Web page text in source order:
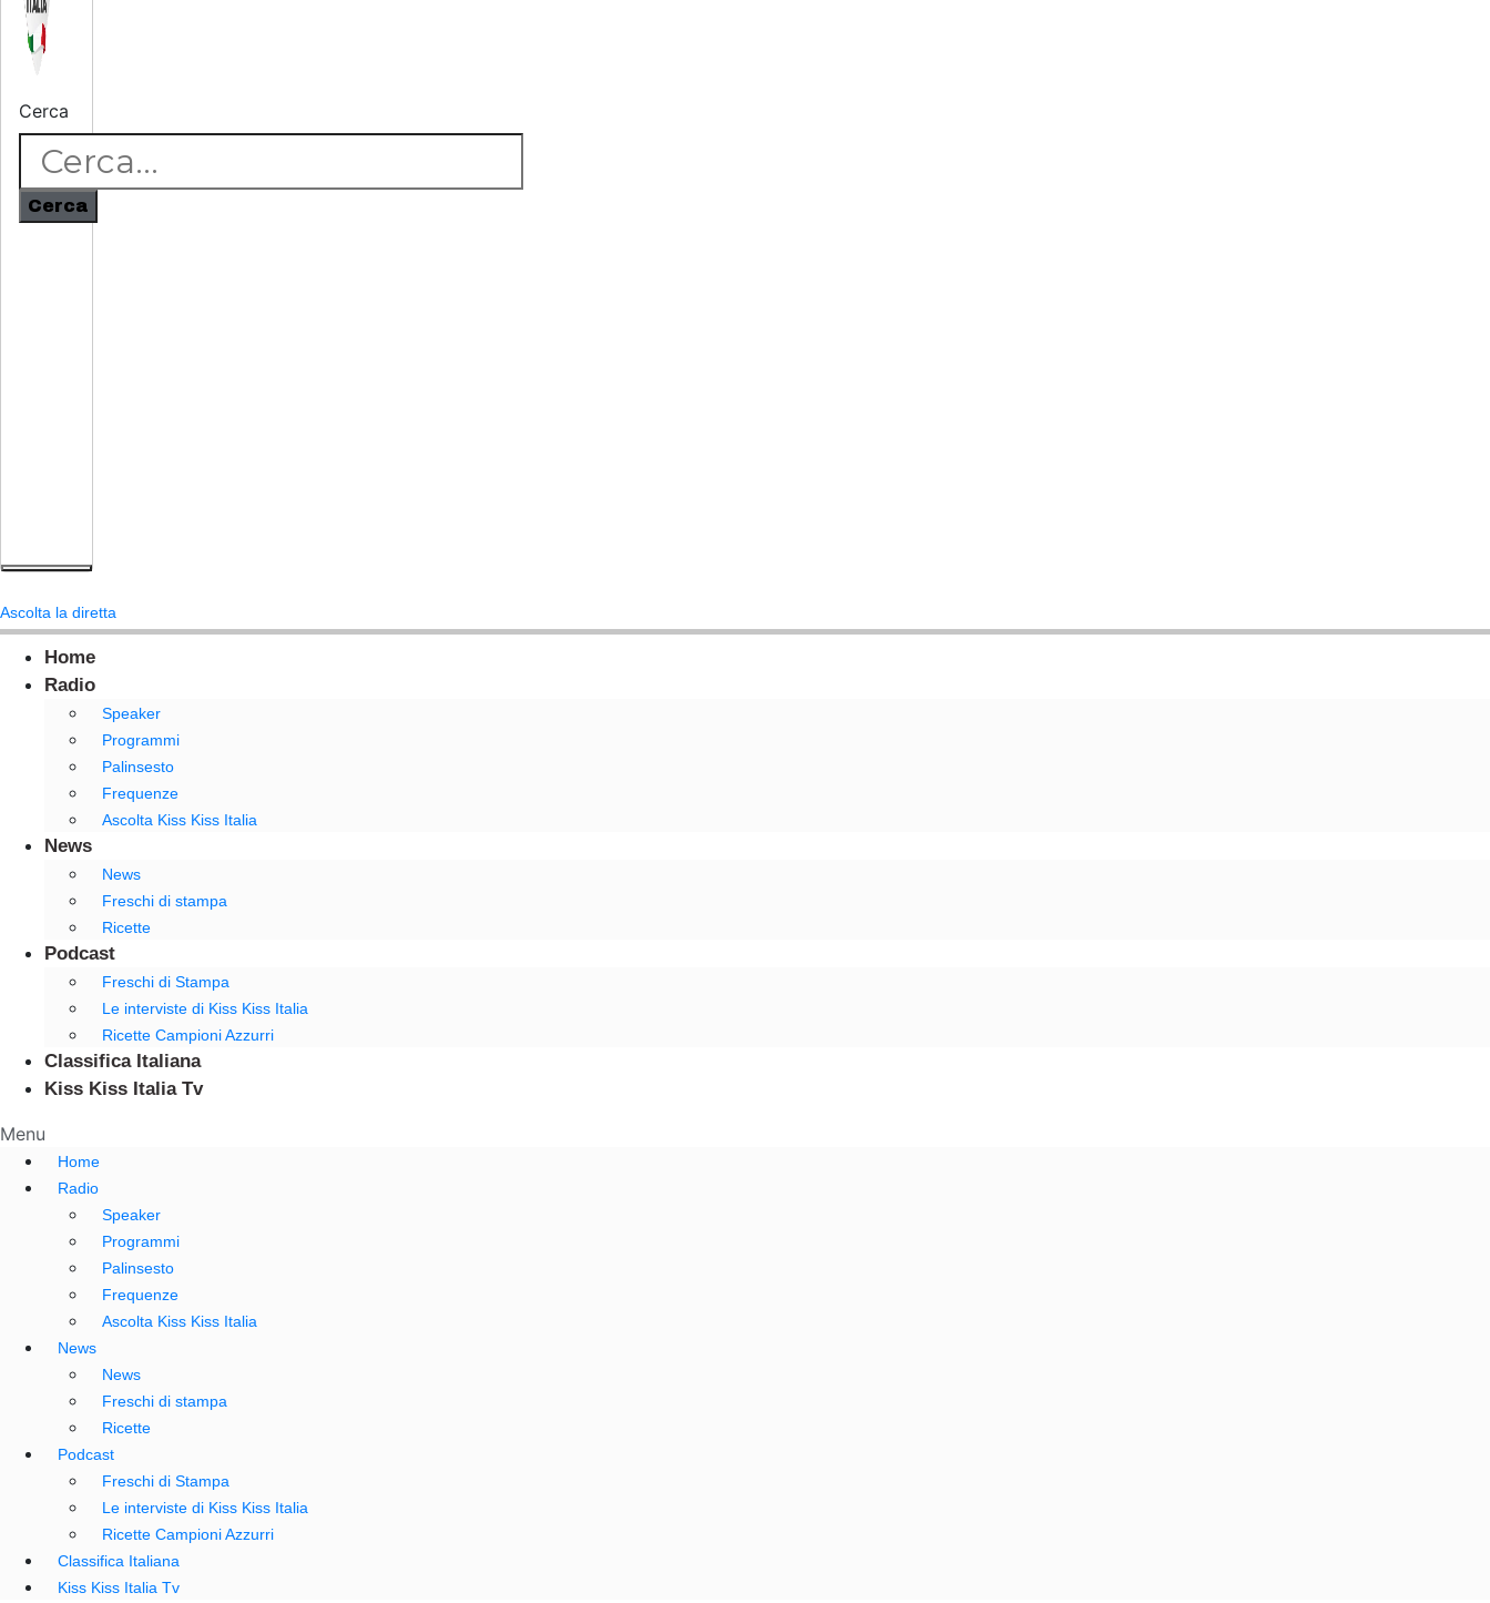
Cerca
Cerca
Ascolta la diretta
Home
Radio
Speaker
Programmi
Palinsesto
Frequenze
Ascolta Kiss Kiss Italia
News
News
Freschi di stampa
Ricette
Podcast
Freschi di Stampa
Le interviste di Kiss Kiss Italia
Ricette Campioni Azzurri
Classifica Italiana
Kiss Kiss Italia Tv
Menu
Home
Radio
Speaker
Programmi
Palinsesto
Frequenze
Ascolta Kiss Kiss Italia
News
News
Freschi di stampa
Ricette
Podcast
Freschi di Stampa
Le interviste di Kiss Kiss Italia
Ricette Campioni Azzurri
Classifica Italiana
Kiss Kiss Italia Tv